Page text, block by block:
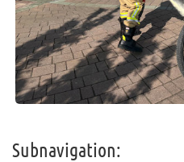
Subnavigation: